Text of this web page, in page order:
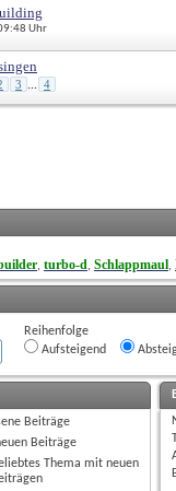
Uhr
3 ... 4
, turbo-d, Schlappmaul,
Reihenfolge
Aufsteigend
Beiträge
Beiträge
Thema mit neuen